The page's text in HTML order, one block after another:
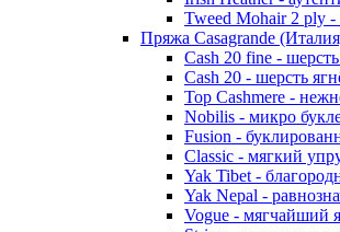
Tweed Mohair 2 ply -
Пряжа Casagrande
Cash 20 fine -
Cash 20 - шерсть
Top Cashmere -
Nobilis - микро
Fusion -
Classic - мягкий
Yak Tibet -
Yak Nepal -
Vogue - мягчайший